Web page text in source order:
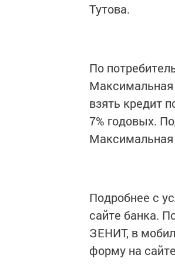
Тутова.
По
взять кредит
7% годовых.
Подробнее с
сайте банка.
ЗЕНИТ, в
форму на